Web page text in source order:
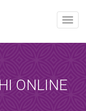
Toggle
ONLINE